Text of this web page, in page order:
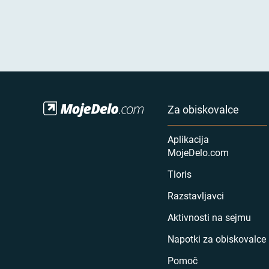
Za obiskovalce
Aplikacija
MojeDelo.com
Tloris
Razstavljavci
Aktivnosti na sejmu
Napotki za obiskovalce
Pomoč